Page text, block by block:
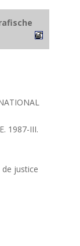
1987-III.
justice